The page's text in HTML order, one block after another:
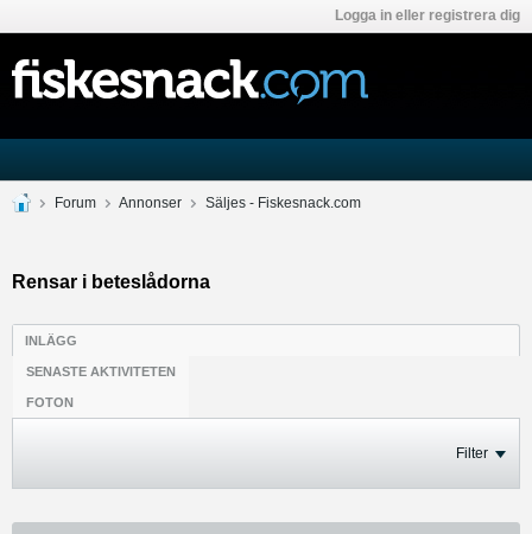
Logga in eller registrera dig
Forum Annonser Säljes - Fiskesnack.com
Rensar i beteslådorna
INLÄGG
SENASTE AKTIVITETEN
FOTON
Filter